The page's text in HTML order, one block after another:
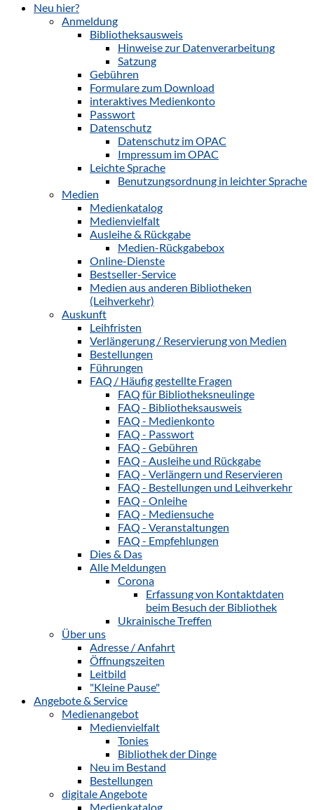
Neu hier?
Anmeldung
Bibliotheksausweis
Hinweise zur Datenverarbeitung
Satzung
Gebühren
Formulare zum Download
interaktives Medienkonto
Passwort
Datenschutz
Datenschutz im OPAC
Impressum im OPAC
Leichte Sprache
Benutzungsordnung in leichter Sprache
Medien
Medienkatalog
Medienvielfalt
Ausleihe & Rückgabe
Medien-Rückgabebox
Online-Dienste
Bestseller-Service
Medien aus anderen Bibliotheken
(Leihverkehr)
Auskunft
Leihfristen
Verlängerung / Reservierung von Medien
Bestellungen
Führungen
FAQ / Häufig gestellte Fragen
FAQ für Bibliotheksneulinge
FAQ - Bibliotheksausweis
FAQ - Medienkonto
FAQ - Passwort
FAQ - Gebühren
FAQ - Ausleihe und Rückgabe
FAQ - Verlängern und Reservieren
FAQ - Bestellungen und Leihverkehr
FAQ - Onleihe
FAQ - Mediensuche
FAQ - Veranstaltungen
FAQ - Empfehlungen
Dies & Das
Alle Meldungen
Corona
Erfassung von Kontaktdaten
beim Besuch der Bibliothek
Ukrainische Treffen
Über uns
Adresse / Anfahrt
Öffnungszeiten
Leitbild
"Kleine Pause"
Angebote & Service
Medienangebot
Medienvielfalt
Tonies
Bibliothek der Dinge
Neu im Bestand
Bestellungen
digitale Angebote
Medienkatalog